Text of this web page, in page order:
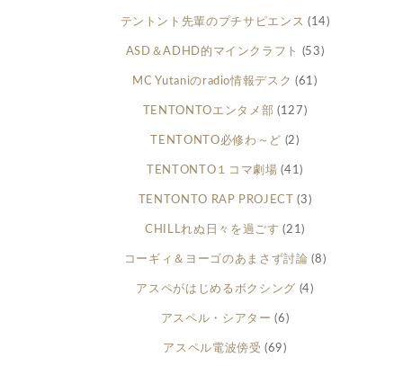
テントント先輩のプチサピエンス (14)
ASD＆ADHD的マインクラフト (53)
MC Yutaniのradio情報デスク (61)
TENTONTOエンタメ部 (127)
TENTONTO必修わ～ど (2)
TENTONTO１コマ劇場 (41)
TENTONTO RAP PROJECT (3)
CHILLれぬ日々を過ごす (21)
コーギィ＆ヨーゴのあまさず討論 (8)
アスペがはじめるボクシング (4)
アスペル・シアター (6)
アスペル電波傍受 (69)